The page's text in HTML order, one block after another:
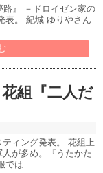
路』 －ドロイゼン家の
表。 紀城 ゆりやさん
組『二人だ
ティング発表。 花組上
が多め。『うたかた
は...